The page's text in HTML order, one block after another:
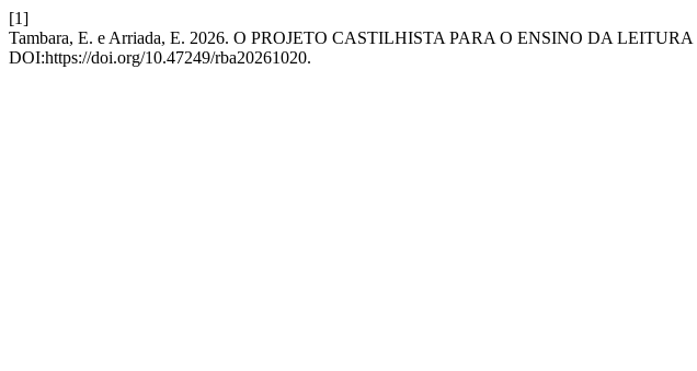
[1]
Tambara, E. e Arriada, E. 2026. O PROJETO CASTILHISTA PARA O ENSINO DA
DOI:https://doi.org/10.47249/rba20261020.